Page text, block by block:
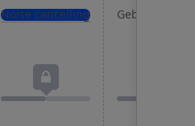
Noise cancelling